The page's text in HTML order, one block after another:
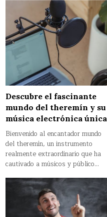
Descubre el fascinante
mundo del theremín y su
música electrónica única
Bienvenido al encantador mundo
del theremín, un instrumento
realmente extraordinario que ha
cautivado a músicos y público…